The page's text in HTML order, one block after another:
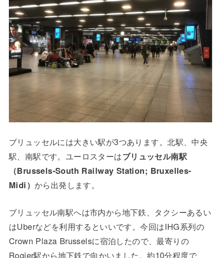
ブリュッセルには大きい駅が3つあります。北駅、中央
駅、南駅です。ユーロスターはブリュッセル南駅
（Brussels-South Railway Station; Bruxelles-
Midi） から出発します。
ブリュッセル南駅へは市内から地下鉄、タクシーあるい
はUberなどを利用するといいです。今回はIHG系列の
Crown Plaza Brusselsに宿泊したので、最寄りの
Rogier駅から地下鉄で向かいました。約10分程度で